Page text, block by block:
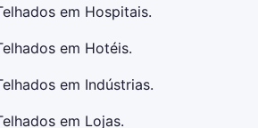
em Hospitais.
em Hotéis.
em Indústrias.
em Lojas.